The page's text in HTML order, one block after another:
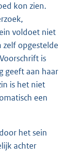
kon zien.
voldoet niet
zelf opgestelde
is
geeft aan haar
is het niet
een
het sein
achter